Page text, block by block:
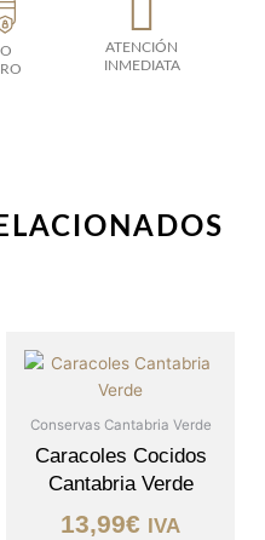
ATENCIÓN
INMEDIATA
Conservas Cantabria Verde
Caracoles Cocidos
Cantabria Verde
13,99€
IVA